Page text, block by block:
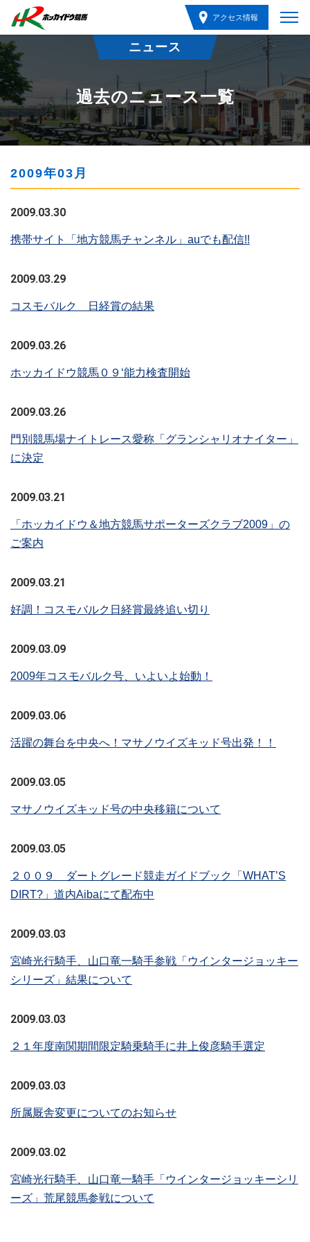
アクセス情報
ニュース
過去のニュース一覧
2009年03月
2009.03.30
携帯サイト「地方競馬チャンネル」auでも配信!!
2009.03.29
コスモバルク 日経賞の結果
2009.03.26
ホッカイドウ競馬０９‘能力検査開始
2009.03.26
門別競馬場ナイトレース愛称「グランシャリオナイター」
に決定
2009.03.21
「ホッカイドウ＆地方競馬サポーターズクラブ2009」の
ご案内
2009.03.21
好調！コスモバルク日経賞最終追い切り
2009.03.09
2009年コスモバルク号、いよいよ始動！
2009.03.06
活躍の舞台を中央へ！マサノウイズキッド号出発！！
2009.03.05
マサノウイズキッド号の中央移籍について
2009.03.05
２００９ ダートグレード競走ガイドブック「WHAT’S
DIRT?」道内Aibaにて配布中
2009.03.03
宮崎光行騎手、山口竜一騎手参戦「ウインタージョッキー
シリーズ」結果について
2009.03.03
２１年度南関期間限定騎乗騎手に井上俊彦騎手選定
2009.03.03
所属厩舎変更についてのお知らせ
2009.03.02
宮崎光行騎手、山口竜一騎手「ウインタージョッキーシリ
ーズ」荒尾競馬参戦について